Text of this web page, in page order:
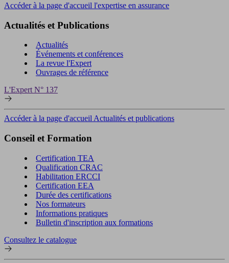
Accéder à la page d'accueil l'expertise en assurance
Actualités et Publications
Actualités
Événements et conférences
La revue l'Expert
Ouvrages de référence
L'Expert N° 137
Accéder à la page d'accueil Actualités et publications
Conseil et Formation
Certification TEA
Qualification CRAC
Habilitation ERCCI
Certification EEA
Durée des certifications
Nos formateurs
Informations pratiques
Bulletin d'inscription aux formations
Consultez le catalogue